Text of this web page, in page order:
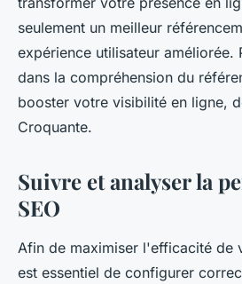
seulement un meilleur
expérience utilisateur améliorée.
dans la compréhension du
booster votre visibilité en ligne,
Croquante.
Suivre et analyser la
SEO
Afin de maximiser l'efficacité de
est essentiel de configurer